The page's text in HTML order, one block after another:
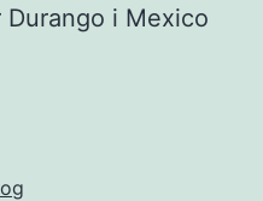
i Mexico